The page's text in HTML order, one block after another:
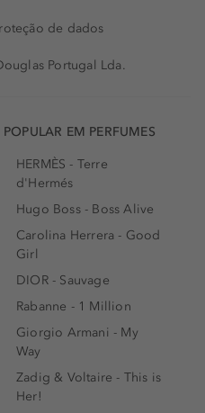
de dados
Portugal Lda.
POPULAR EM PERFUMES
HERMÈS - Terre
d'Hermés
Hugo Boss - Boss Alive
Carolina Herrera - Good
Girl
DIOR - Sauvage
Rabanne - 1 Million
Giorgio Armani - My
Way
Zadig & Voltaire - This is
Her!